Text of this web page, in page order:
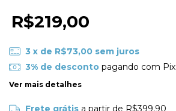
R$219,00
3 x de R$73,00 sem juros
3% de descontopagando com Pix
Ver mais detalhes
Frete grátis a partir de R$399,90